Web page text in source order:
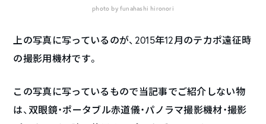
photo by funahashi hironori
上の写真に写っているのが、2015年12月のテカポ遠征時
の撮影用機材です。
この写真に写っているもので当記事でご紹介しない物
は、双眼鏡・ポータブル赤道儀・パノラマ撮影機材・撮影